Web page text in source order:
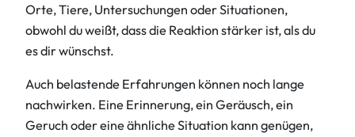
Orte, Tiere, Untersuchungen oder Situationen,
obwohl du weißt, dass die Reaktion stärker ist, als du
es dir wünschst.
Auch belastende Erfahrungen können noch lange
nachwirken. Eine Erinnerung, ein Geräusch, ein
Geruch oder eine ähnliche Situation kann genügen,